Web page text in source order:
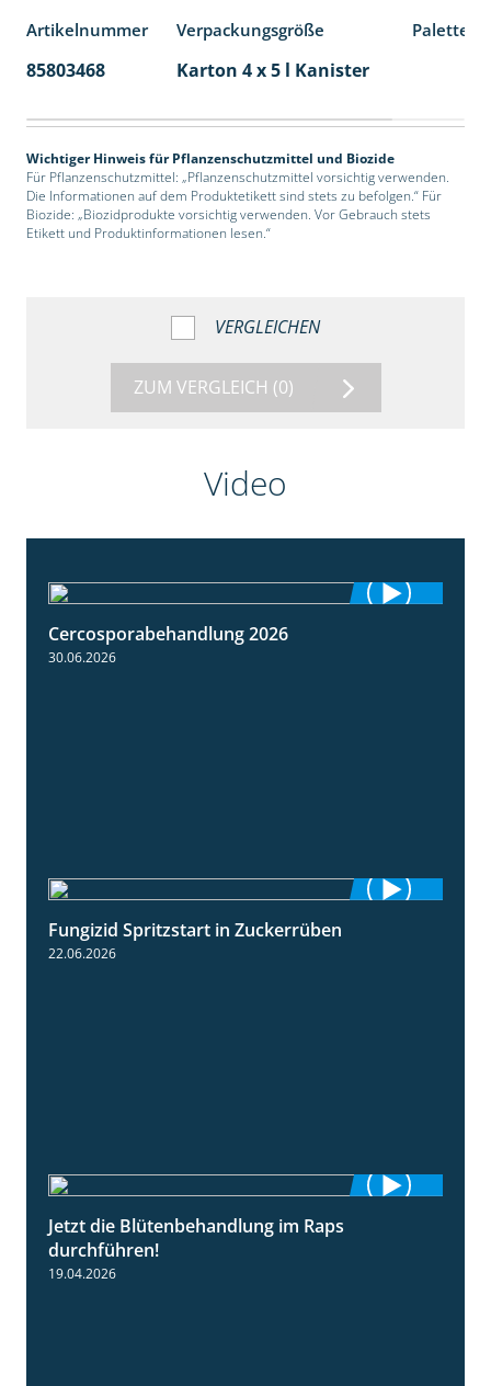
Artikelnummer Verpackungsgröße
85803468 Karton 4 x 5 l Kanister
Wichtiger Hinweis für Pflanzenschutzmittel und Biozide
Für Pflanzenschutzmittel: „Pflanzenschutzmittel vorsichtig verwenden.
Die Informationen auf dem Produktetikett sind stets zu befolgen.“ Für
Biozide: „Biozidprodukte vorsichtig verwenden. Vor Gebrauch stets
Etikett und Produktinformationen lesen.“
VERGLEICHEN
ZUM VERGLEICH (0)
Video
Cercosporabehandlung 2026
30.06.2026
Fungizid Spritzstart in Zuckerrüben
22.06.2026
Jetzt die Blütenbehandlung im Raps
durchführen!
19.04.2026